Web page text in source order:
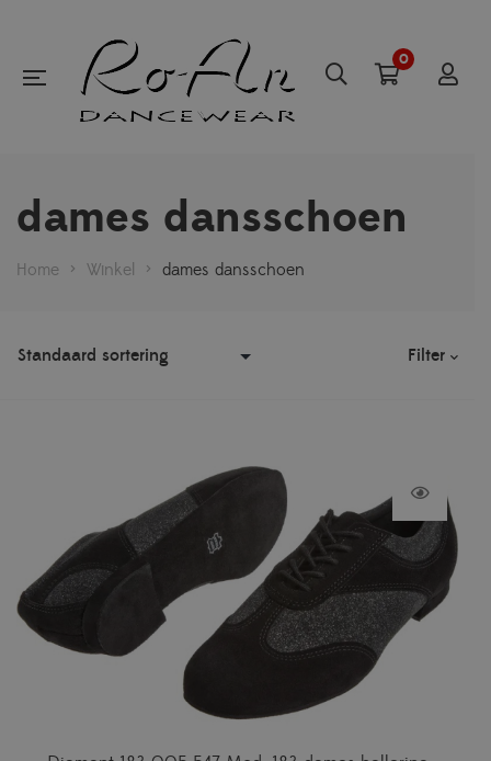
0
dames dansschoen
Home > Winkel > dames dansschoen
Filter